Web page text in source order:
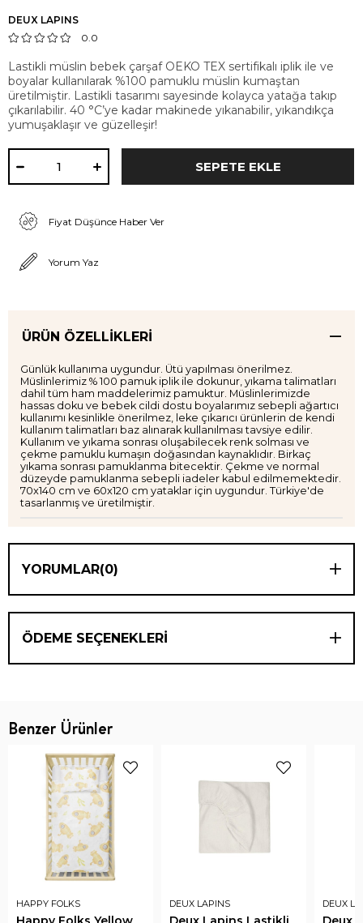
DEUX LAPINS
0.0
Lastikli müslin bebek çarşaf OEKO TEX sertifikalı iplik ile ve
boyalar kullanılarak %100 pamuklu müslin kumaştan
üretilmiştir. Lastikli tasarımı sayesinde kolayca yatağa takıp
çıkarılabilir. 40 °C’ye kadar makinede yıkanabilir, yıkandıkça
yumuşaklaşır ve güzelleşir!
Fiyat Düşünce Haber Ver
Yorum Yaz
ÜRÜN ÖZELLIKLERI
Günlük kullanıma uygundur. Ütü yapılması önerilmez.
Müslinlerimiz % 100 pamuk iplik ile dokunur, yıkama talimatları
dahil tüm ham maddelerimiz pamuktur. Müslinlerimizde
hassas doku ve bebek cildi dostu boyalarımız sebepli ağartıcı
kullanımı kesinlikle önerilmez, leke çıkarıcı ürünlerin de kendi
kullanım talimatları baz alınarak kullanılması tavsiye edilir.
Kullanım ve yıkama sonrası oluşabilecek renk solması ve
çekme pamuklu kumaşın doğasından kaynaklıdır. Birkaç
yıkama sonrası pamuklanma bitecektir. Çekme ve normal
düzeyde pamuklanma sebepli iadeler kabul edilmemektedir.
70x140 cm ve 60x120 cm yataklar için uygundur. Türkiye'de
tasarlanmış ve üretilmiştir.
YORUMLAR(0)
ÖDEME SEÇENEKLERI
Benzer Ürünler
HAPPY FOLKS DEUX LAPINS DEUX